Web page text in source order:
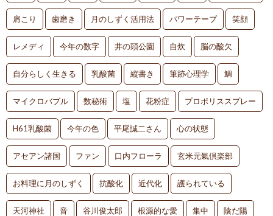
肩こり 歯磨き 月のしずく活用法 パワーテープ 笑顔
レメディ 今年の数字 井の頭公園 自炊 脳の酸欠
自分らしく生きる 乳酸菌 縦書き 筆跡心理学 鯛
マイクロバブル 数秘術 塩 花粉症 プロポリススプレー
H61乳酸菌 今年の色 平尾誠二さん 心の状態
アセアン諸国 ファン 口内フローラ 玄米元氣倶楽部
お料理に月のしずく 抗酸化 近代化 護られている
天河神社 音 谷川俊太郎 根源的な愛 集中 陰だ陽